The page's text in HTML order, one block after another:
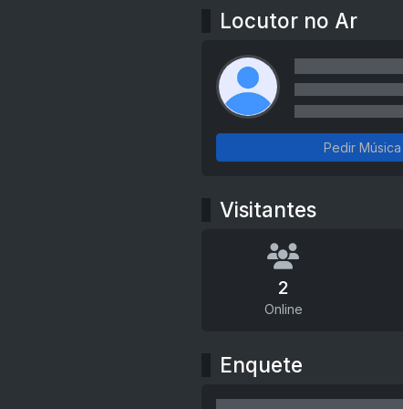
Locutor no Ar
Pedir Música
Visitantes
2
Online
Enquete